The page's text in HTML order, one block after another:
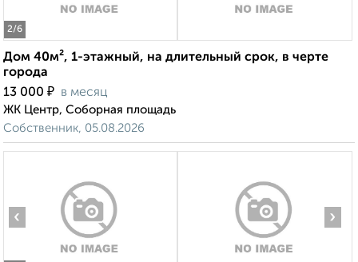
2/6
Дом 40м², 1-этажный, на длительный срок, в черте
города
13 000 ₽ в месяц
ЖК Центр, Соборная площадь
Собственник, 05.08.2026
‹ ›